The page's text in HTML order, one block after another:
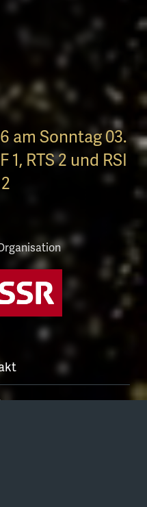
am Sonntag 03.
1, RTS 2 und RSI